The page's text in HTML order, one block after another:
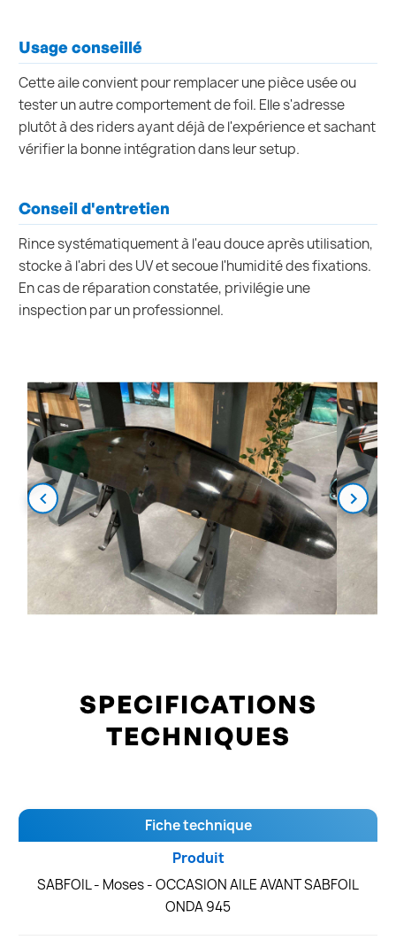
Usage conseillé
Cette aile convient pour remplacer une pièce usée ou
tester un autre comportement de foil. Elle s'adresse
plutôt à des riders ayant déjà de l'expérience et sachant
vérifier la bonne intégration dans leur setup.
Conseil d'entretien
Rince systématiquement à l'eau douce après utilisation,
stocke à l'abri des UV et secoue l'humidité des fixations.
En cas de réparation constatée, privilégie une
inspection par un professionnel.
SPECIFICATIONS
TECHNIQUES
Fiche technique
Produit
SABFOIL - Moses - OCCASION AILE AVANT SABFOIL
ONDA 945